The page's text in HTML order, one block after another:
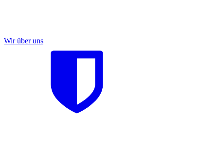
Wir über uns